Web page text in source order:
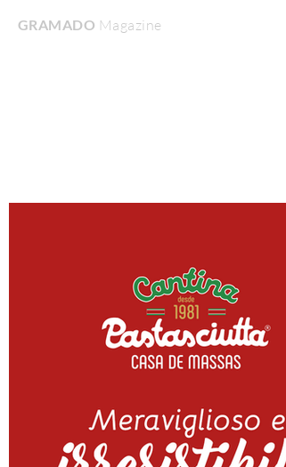
GRAMADO MagazineHome